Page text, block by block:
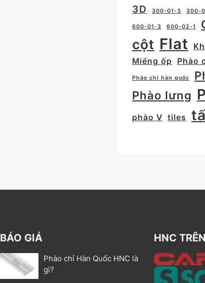
3D 300-01-3 300-
600-01-3 600-02-1
cột Flat
Miếng ốp
Phào
Phào chỉ hàn quốc
Phào lưng
phào V tiles
BÁO GIÁ
Phào chỉ Hàn Quốc HNC là
gì?
HNC